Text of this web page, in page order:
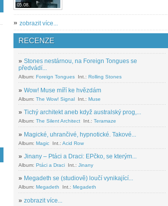
05.08.
» zobrazit více...
RECENZE
» Stones nestárnou, na Foreign Tongues se
předvádí...
Album: Foreign Tongues Int.: Rolling Stones
» Wow! Muse míří ke hvězdám
Album: The Wow! Signal Int.: Muse
» Tichý architekt aneb když australský prog,...
Album: The Silent Architect Int.: Teramaze
» Magické, uhrančivé, hypnotické. Takové...
Album: Magic Int.: Acid Row
» Jinany – Ptáci a Draci: EPčko, se kterým...
Album: Ptáci a Draci Int.: Jinany
» Megadeth se (studiově) loučí vynikající...
Album: Megadeth Int.: Megadeth
» zobrazit více...